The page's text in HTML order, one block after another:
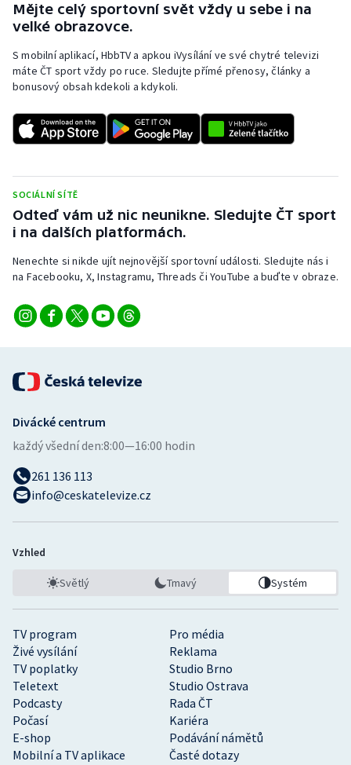
Mějte celý sportovní svět vždy u sebe i na
velké obrazovce.
S mobilní aplikací, HbbTV a apkou iVysílání ve své chytré televizi
máte ČT sport vždy po ruce. Sledujte přímé přenosy, články a
bonusový obsah kdekoli a kdykoli.
SOCIÁLNÍ SÍTĚ
Odteď vám už nic neunikne. Sledujte ČT sport
i na dalších platformách.
Nenechte si nikde ujít nejnovější sportovní události. Sledujte nás i
na Facebooku, X, Instagramu, Threads či YouTube a buďte v obraze.
TV program
Pro média
Živé vysílání
Reklama
TV poplatky
Studio Brno
Teletext
Studio Ostrava
Podcasty
Rada ČT
Počasí
Kariéra
E-shop
Podávání námětů
Mobilní a TV aplikace
Časté dotazy
Divácké centrum
každý všední den:8:00—16:00 hodin
261 136 113
info@ceskatelevize.cz
Vzhled
Světlý Tmavý Systém